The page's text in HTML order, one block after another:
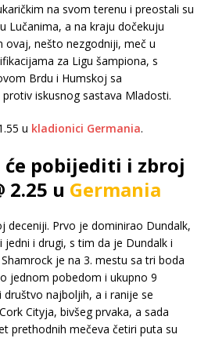
na svom terenu i preostali su
Lučanima, a na kraju dočekuju
ovaj, nešto nezgodniji, meč u
za Ligu šampiona, s
Brdu i Humskoj sa
iskusnog sastava Mladosti.
u kladionici Germania.
će pobijediti i zbroj
2.25 u Germania
Prvo je dominirao Dundalk,
i drugi, s tim da je Dundalk i
je na 3. mestu sa tri boda
jednom pobedom i ukupno 9
najboljih, a i ranije se
Cityja, bivšeg prvaka, a sada
prethodnih mečeva četiri puta su